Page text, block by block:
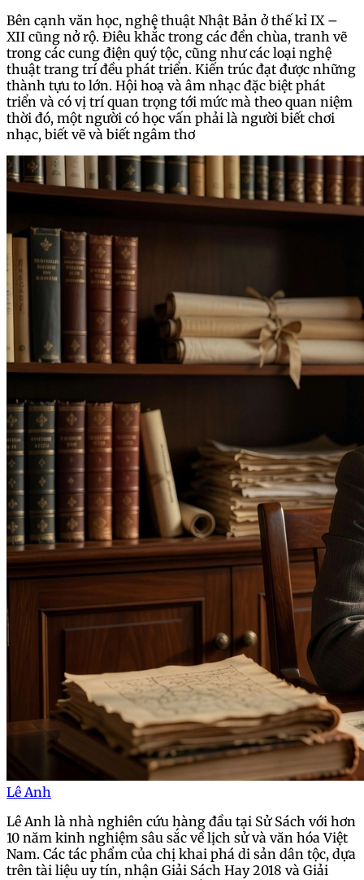
Bên cạnh văn học, nghệ thuật Nhật Bản ở thế kỉ IX –
XII cũng nở rộ. Điêu khắc trong các đền chùa, tranh vẽ
trong các cung điện quý tộc, cũng như các loại nghệ
thuật trang trí đều phát triển. Kiến trúc đạt được những
thành tựu to lớn. Hội hoạ và âm nhạc đặc biệt phát
triển và có vị trí quan trọng tới mức mà theo quan niệm
thời đó, một người có học vấn phải là người biết chơi
nhạc, biết vẽ và biết ngâm thơ
Lê Anh
Lê Anh là nhà nghiên cứu hàng đầu tại Sử Sách với hơn
10 năm kinh nghiệm sâu sắc về lịch sử và văn hóa Việt
Nam. Các tác phẩm của chị khai phá di sản dân tộc, dựa
trên tài liệu uy tín, nhận Giải Sách Hay 2018 và Giải